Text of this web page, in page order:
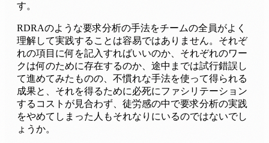
す。
RDRAのような要求分析の手法をチームの全員がよく
理解して実践することは容易ではありません。それぞ
れの項目に何を記入すればいいのか、それぞれのワー
クは何のために存在するのか、途中までは試行錯誤し
て進めてみたものの、不慣れな手法を使って得られる
成果と、それを得るために必死にファシリテーション
するコストが見合わず、徒労感の中で要求分析の実践
をやめてしまった人もそれなりにいるのではないでし
ょうか。